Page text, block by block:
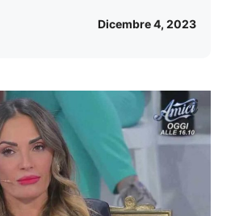
Dicembre 4, 2023